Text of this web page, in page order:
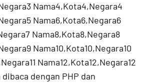
Nama4,Kota4,Negara4
Nama6,Kota6,Negara6
Nama8,Kota8,Negara8
Nama10,Kota10,Negara10
Nama12,Kota12,Negara12
dengan PHP dan